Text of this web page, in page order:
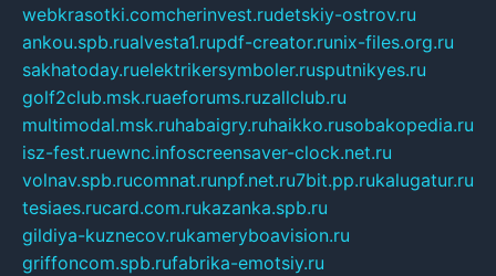
webkrasotki.comcherinvest.rudetskiy-ostrov.ru
ankou.spb.rualvesta1.rupdf-creator.runix-files.org.ru
sakhatoday.ruelektrikersymboler.rusputnikyes.ru
golf2club.msk.ruaeforums.ruzallclub.ru
multimodal.msk.ruhabaigry.ruhaikko.rusobakopedia.ru
isz-fest.ruewnc.infoscreensaver-clock.net.ru
volnav.spb.rucomnat.runpf.net.ru7bit.pp.rukalugatur.ru
tesiaes.rucard.com.rukazanka.spb.ru
gildiya-kuznecov.rukameryboavision.ru
griffoncom.spb.rufabrika-emotsiy.ru